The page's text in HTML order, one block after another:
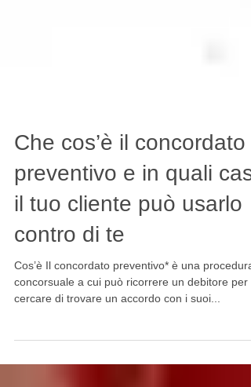
Che cos’è il concordato
preventivo e in quali casi
il tuo cliente può usarlo
contro di te
concorsuale a cui può ricorrere un debitore per